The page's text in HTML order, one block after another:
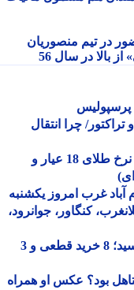
تیم منصوریان
در سال 56
چرا انتقال
قیمت طلا امروز یکشنبه 18 مرداد 1405؛ نرخ طلای 18 عیار و
غرب امروز یکشنبه
کنگاور، جوانرود،
نقل و انتقالات پرسپولیس به خط پایان رسید؛ 8 خرید قطعی و 3
بود؟ عکس او همراه